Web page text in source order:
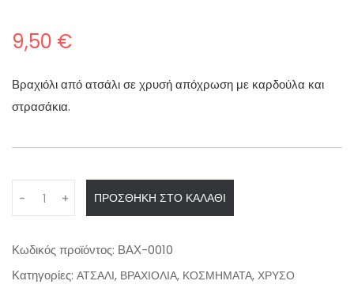
9,50 €
Βραχιόλι από ατσάλι σε χρυσή απόχρωση με καρδούλα και
στρασάκια.
n
i
- + ΠΡΟΣΘΉΚΗ ΣΤΟ ΚΑΛΆΘΙ
Κωδικός προϊόντος: ΒΑΧ-0010
Κατηγορίες: ΑΤΣΑΛΙ, ΒΡΑΧΙΟΛΙΑ, ΚΟΣΜΗΜΑΤΑ, ΧΡΥΣΟ